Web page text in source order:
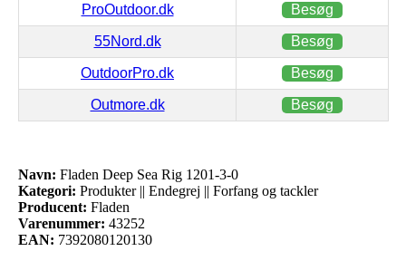
ProOutdoor.dk Besøg
55Nord.dk Besøg
OutdoorPro.dk Besøg
Outmore.dk Besøg
Navn: Fladen Deep Sea Rig 1201-3-0
Kategori: Produkter || Endegrej || Forfang og tackler
Producent: Fladen
Varenummer: 43252
EAN: 7392080120130